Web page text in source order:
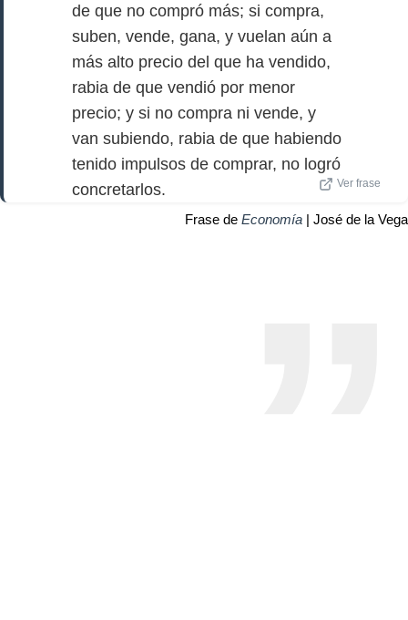
de que no compró más; si compra,
suben, vende, gana, y vuelan aún a
más alto precio del que ha vendido,
rabia de que vendió por menor
precio; y si no compra ni vende, y
van subiendo, rabia de que habiendo
tenido impulsos de comprar, no logró
concretarlos.
Ver frase
Frase de Economía | José de la Vega